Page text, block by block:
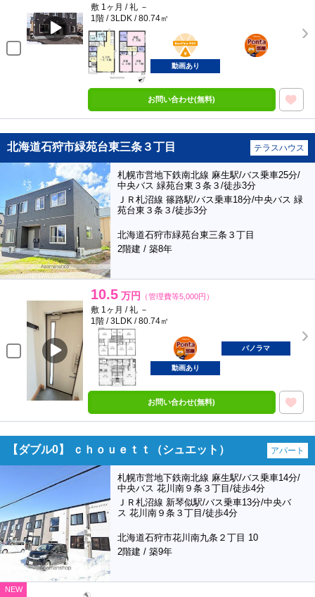
敷 1ヶ月 / 礼 －
1階 / 3LDK / 80.74㎡
BunChinPAY
ポンタ
部屋
動画あり
お問い合わせ(無料)
北海道石狩市緑苑台東三条３丁目 テラスハウス
札幌市営地下鉄南北線 麻生駅/バス乗車25分/
中央バス 緑苑台東３条３/徒歩3分
ＪＲ札沼線 篠路駅/バス乗車18分/中央バス 緑
苑台東３条３/徒歩3分
北海道石狩市緑苑台東三条３丁目
2階建 / 築8年
10.5 万円 （管理費等5,000円）
敷 1ヶ月 / 礼 －
1階 / 3LDK / 80.74㎡
ポンタ
部屋
パノラマ
動画あり
お問い合わせ(無料)
【ダブル0】 ｃｈｏｕｅｔｔ（シュエット） アパート
札幌市営地下鉄南北線 麻生駅/バス乗車14分/
中央バス 花川南９条３丁目/徒歩4分
ＪＲ札沼線 新琴似駅/バス乗車13分/中央バ
ス 花川南９条３丁目/徒歩4分
北海道石狩市花川南九条２丁目 10
2階建 / 築9年
NEW